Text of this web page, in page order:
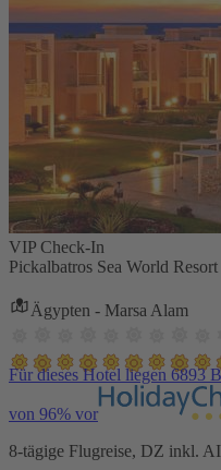
VIP Check-In
Pickalbatros Sea World Resort
Ägypten - Marsa Alam
Für dieses Hotel liegen 6893
von 96% vor
8-tägige Flugreise, DZ inkl. AI